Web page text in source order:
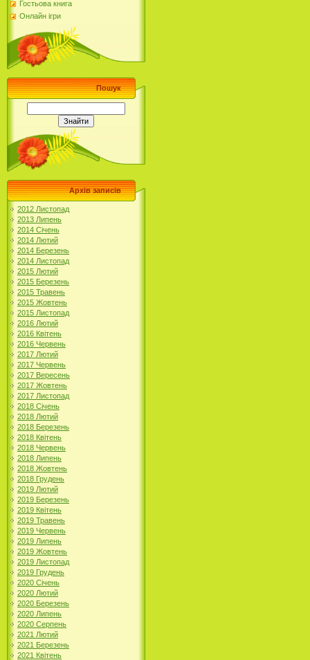
Гостьова книга
Онлайн ігри
Пошук
Архів записів
2012 Листопад
2013 Липень
2014 Січень
2014 Лютий
2014 Березень
2014 Листопад
2015 Лютий
2015 Березень
2015 Травень
2015 Жовтень
2015 Листопад
2016 Лютий
2016 Квітень
2016 Червень
2017 Лютий
2017 Червень
2017 Вересень
2017 Жовтень
2017 Листопад
2018 Січень
2018 Лютий
2018 Березень
2018 Квітень
2018 Червень
2018 Липень
2018 Жовтень
2018 Грудень
2019 Лютий
2019 Березень
2019 Квітень
2019 Травень
2019 Червень
2019 Липень
2019 Жовтень
2019 Листопад
2019 Грудень
2020 Січень
2020 Лютий
2020 Березень
2020 Липень
2020 Серпень
2021 Лютий
2021 Березень
2021 Квітень